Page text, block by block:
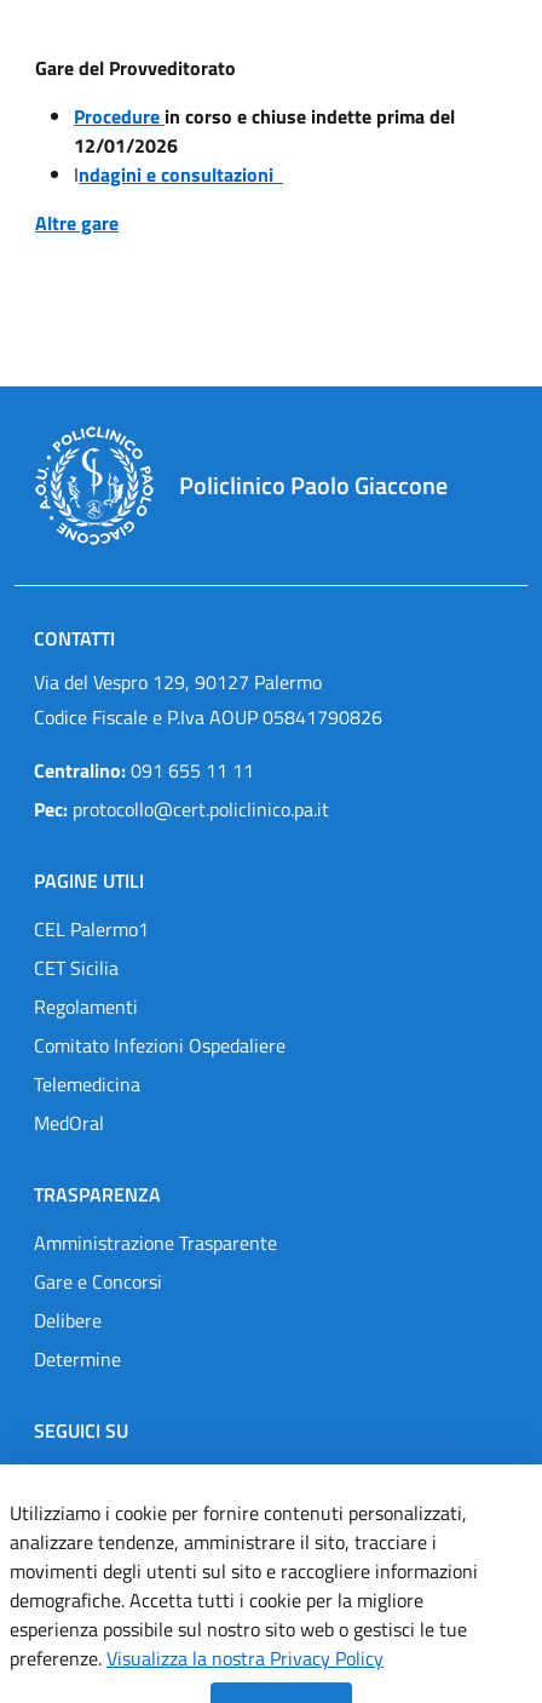
Gare del Provveditorato
Procedure in corso e chiuse indette prima del
12/01/2026
Indagini e consultazioni
Altre gare
Policlinico Paolo Giaccone
CONTATTI
Via del Vespro 129, 90127 Palermo
Codice Fiscale e P.Iva AOUP 05841790826
Centralino:091 655 11 11
Pec: protocollo@cert.policlinico.pa.it
PAGINE UTILI
CEL Palermo1
CET Sicilia
Regolamenti
Comitato Infezioni Ospedaliere
Telemedicina
MedOral
TRASPARENZA
Amministrazione Trasparente
Gare e Concorsi
Delibere
Determine
SEGUICI SU
Designers Italia
TwitterInstagramYoutubeLinkedin
Dichiarazione di accessibilità
Informativa cookie
Utilizziamo i cookie per fornire contenuti personalizzati,
analizzare tendenze, amministrare il sito, tracciare i
movimenti degli utenti sul sito e raccogliere informazioni
demografiche. Accetta tutti i cookie per la migliore
esperienza possibile sul nostro sito web o gestisci le tue
preferenze.Visualizza la nostra Privacy Policy